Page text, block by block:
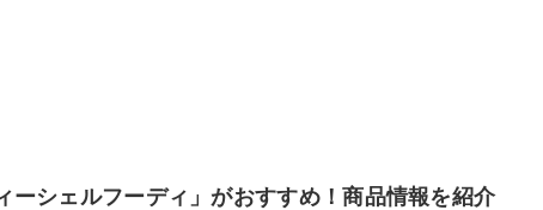
ーシェルフーディ」がおすすめ！商品情報を紹介